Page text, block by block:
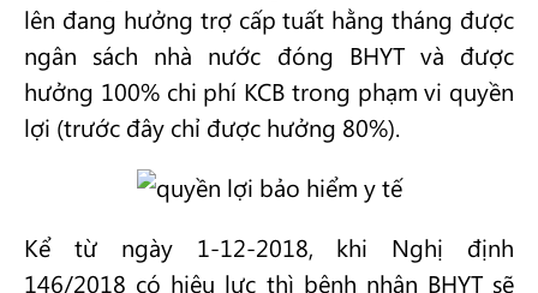
lên đang hưởng trợ cấp tuất hằng tháng được
ngân sách nhà nước đóng BHYT và được
hưởng 100% chi phí KCB trong phạm vi quyền
lợi (trước đây chỉ được hưởng 80%).
Kể từ ngày 1-12-2018, khi Nghị định
146/2018 có hiệu lực thì bệnh nhân BHYT sẽ